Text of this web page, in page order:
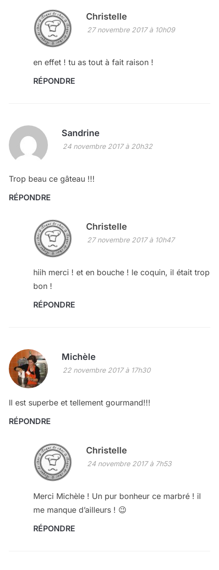
Christelle
27 novembre 2017 à 10h09
en effet ! tu as tout à fait raison !
RÉPONDRE
Sandrine
24 novembre 2017 à 20h32
Trop beau ce gâteau !!!
RÉPONDRE
Christelle
27 novembre 2017 à 10h47
hiih merci ! et en bouche ! le coquin, il était trop
bon !
RÉPONDRE
Michèle
22 novembre 2017 à 17h30
Il est superbe et tellement gourmand!!!
RÉPONDRE
Christelle
24 novembre 2017 à 7h53
Merci Michèle ! Un pur bonheur ce marbré ! il
me manque d’ailleurs ! 😉
RÉPONDRE